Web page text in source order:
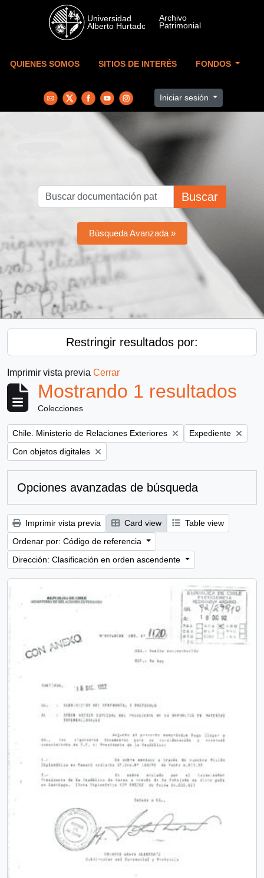
Skip to main content
QUIENES SOMOS SITIOS DE INTERÉS FONDOS
Iniciar sesión
Buscar
Búsqueda Avanzada »
Restringir resultados por:
Imprimir vista previa Cerrar
Mostrando 1 resultados
Colecciones
Remove filter:
Chile. Ministerio de Relaciones Exteriores Remove filter:
Expediente
Remove filter:
Con objetos digitales
Opciones avanzadas de búsqueda
Imprimir vista previa Card view
Table view
Ordenar por: Código de referencia
Dirección: Clasificación en orden ascendente